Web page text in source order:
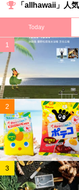
「allhawaii」人
Today